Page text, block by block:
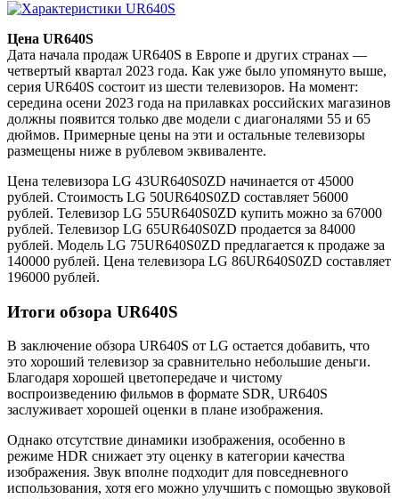
Цена UR640S
Дата начала продаж UR640S в Европе и других странах —
четвертый квартал 2023 года. Как уже было упомянуто выше,
серия UR640S состоит из шести телевизоров. На момент:
середина осени 2023 года на прилавках российских магазинов
должны появится только две модели с диагоналями 55 и 65
дюймов. Примерные цены на эти и остальные телевизоры
размещены ниже в рублевом эквиваленте.
Цена телевизора LG 43UR640S0ZD начинается от 45000
рублей. Стоимость LG 50UR640S0ZD составляет 56000
рублей. Телевизор LG 55UR640S0ZD купить можно за 67000
рублей. Телевизор LG 65UR640S0ZD продается за 84000
рублей. Модель LG 75UR640S0ZD предлагается к продаже за
140000 рублей. Цена телевизора LG 86UR640S0ZD составляет
196000 рублей.
Итоги обзора UR640S
В заключение обзора UR640S от LG остается добавить, что
это хороший телевизор за сравнительно небольшие деньги.
Благодаря хорошей цветопередаче и чистому
воспроизведению фильмов в формате SDR, UR640S
заслуживает хорошей оценки в плане изображения.
Однако отсутствие динамики изображения, особенно в
режиме HDR снижает эту оценку в категории качества
изображения. Звук вполне подходит для повседневного
использования, хотя его можно улучшить с помощью звуковой